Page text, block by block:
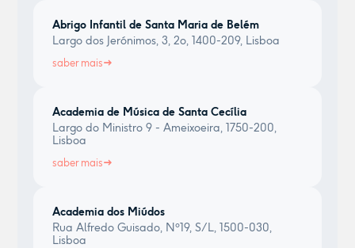
Abrigo Infantil de Santa Maria de Belém
Largo dos Jerónimos, 3, 2o, 1400-209, Lisboa
saber mais
Academia de Música de Santa Cecília
Largo do Ministro 9 - Ameixoeira, 1750-200,
Lisboa
saber mais
Academia dos Miúdos
Rua Alfredo Guisado, Nº19, S/L, 1500-030,
Lisboa